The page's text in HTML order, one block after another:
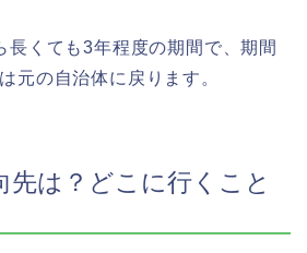
長くても3年程度の期間で、期間
元の自治体に戻ります。
先は？どこに行くこと